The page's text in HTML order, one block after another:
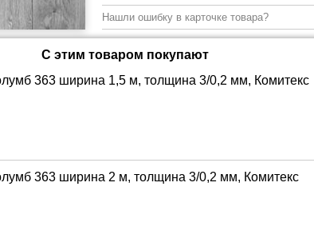
Нашли ошибку в карточке товара?
С этим товаром покупают
363 ширина 1,5 м, толщина 3/0,2 мм, Комитекс
363 ширина 2 м, толщина 3/0,2 мм, Комитекс